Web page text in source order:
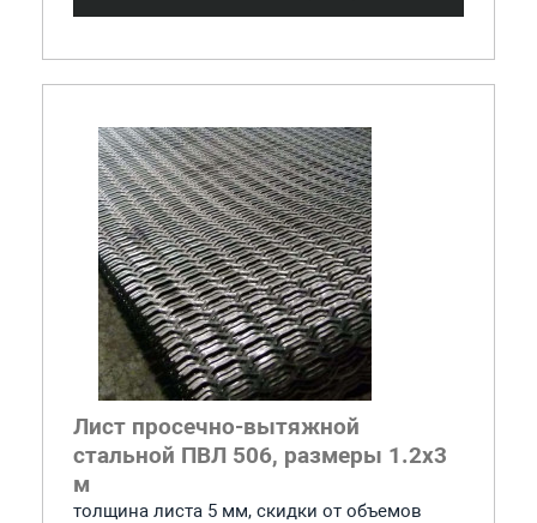
Лист просечно-вытяжной
стальной ПВЛ 506, размеры 1.2x3
м
толщина листа 5 мм, cкидки от объемов